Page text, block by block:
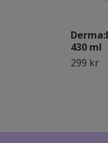
430 ml
299 kr